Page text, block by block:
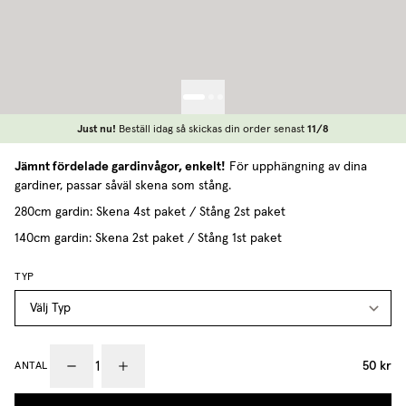
Just nu! Beställ idag så skickas din order senast 11/8
Jämnt fördelade gardinvågor, enkelt! För upphängning av dina
gardiner, passar såväl skena som stång.
280cm gardin: Skena 4st paket / Stång 2st paket
140cm gardin: Skena 2st paket / Stång 1st paket
TYP
ANTAL 50 kr